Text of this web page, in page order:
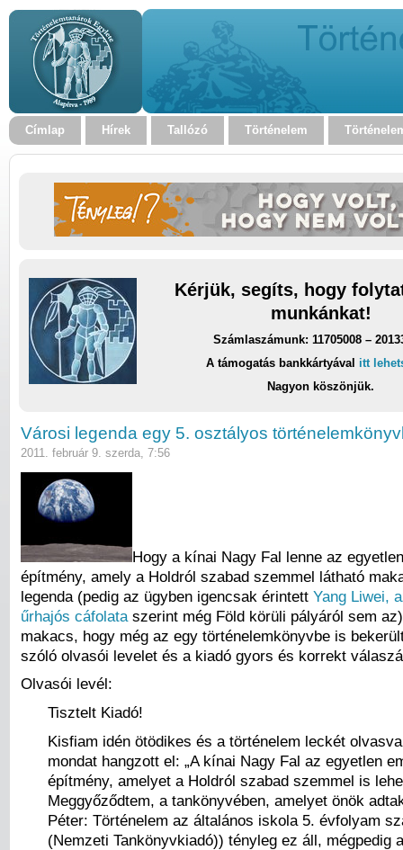
Címlap Hírek Tallózó Történelem
Kérjük, segíts, hogy
munkánkat!
Számlaszámunk: 11705008 –
A támogatás bankkártyával itt
Nagyon köszönjük.
Városi legenda egy 5. osztályos
2011. február 9. szerda, 7:56
Hogy a kínai Nagy Fal lenne az
építmény, amely a Holdról szabad szemmel látható
legenda (pedig az ügyben igencsak érintett Yang Liwei,
űrhajós cáfolata szerint még Föld körüli pályáról sem
makacs, hogy még az egy történelemkönyvbe is
szóló olvasói levelet és a kiadó gyors és korrekt
Olvasói levél:
Tisztelt Kiadó!
Kisfiam idén ötödikes és a történelem leckét
mondat hangzott el: „A kínai Nagy Fal az egyetlen
építmény, amelyet a Holdról szabad szemmel is
Meggyőződtem, a tankönyvében, amelyet önök
Péter: Történelem az általános iskola 5. évfolyam
(Nemzeti Tankönyvkiadó)) tényleg ez áll, mégpedig